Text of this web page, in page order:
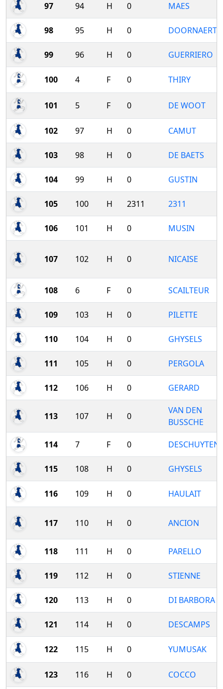
97 94 H 0 MAES
98 95 H 0 DOORNAERT
99 96 H 0 GUERRIERO
100 4 F 0 THIRY
101 5 F 0 DE WOOT
102 97 H 0 CAMUT
103 98 H 0 DE BAETS
104 99 H 0 GUSTIN
105 100 H 2311 2311
106 101 H 0 MUSIN
107 102 H 0 NICAISE
108 6 F 0 SCAILTEUR
109 103 H 0 PILETTE
110 104 H 0 GHYSELS
111 105 H 0 PERGOLA
112 106 H 0 GERARD
113 107 H 0
VAN DEN
BUSSCHE
114 7 F 0
115 108 H 0 GHYSELS
116 109 H 0 HAULAIT
117 110 H 0 ANCION
118 111 H 0 PARELLO
119 112 H 0 STIENNE
120 113 H 0 DI BARBORA
121 114 H 0 DESCAMPS
122 115 H 0 YUMUSAK
123 116 H 0 COCCO